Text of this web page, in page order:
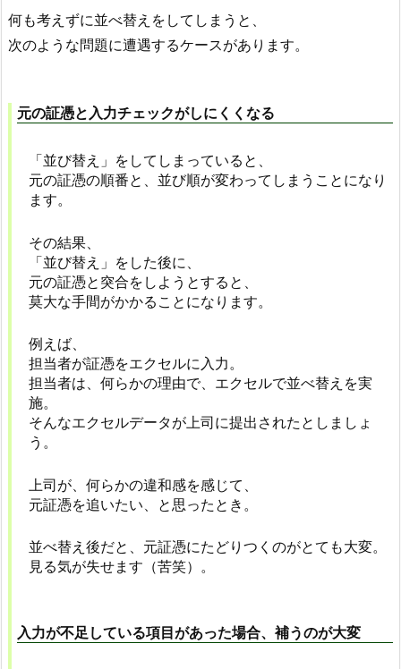
何も考えずに並べ替えをしてしまうと、
次のような問題に遭遇するケースがあります。
元の証憑と入力チェックがしにくくなる
「並び替え」をしてしまっていると、
元の証憑の順番と、並び順が変わってしまうことになり
ます。
その結果、
「並び替え」をした後に、
元の証憑と突合をしようとすると、
莫大な手間がかかることになります。
例えば、
担当者が証憑をエクセルに入力。
担当者は、何らかの理由で、エクセルで並べ替えを実
施。
そんなエクセルデータが上司に提出されたとしましょ
う。
上司が、何らかの違和感を感じて、
元証憑を追いたい、と思ったとき。
並べ替え後だと、元証憑にたどりつくのがとても大変。
見る気が失せます（苦笑）。
入力が不足している項目があった場合、補うのが大変